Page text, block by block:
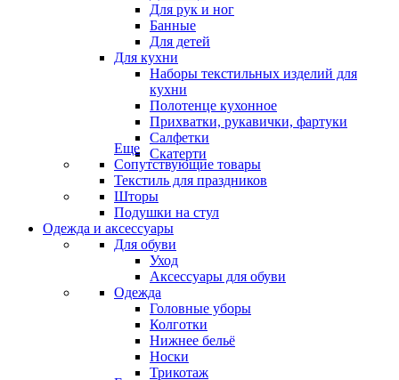
Для рук и ног
Банные
Для детей
Для кухни
Наборы текстильных изделий для
кухни
Полотенце кухонное
Прихватки, рукавички, фартуки
Салфетки
Скатерти
Еще
Сопутствующие товары
Текстиль для праздников
Шторы
Подушки на стул
Одежда и аксессуары
Для обуви
Уход
Аксессуары для обуви
Одежда
Головные уборы
Колготки
Нижнее бельё
Носки
Трикотаж